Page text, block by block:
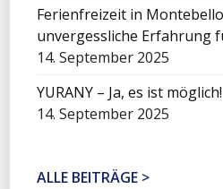
Ferienfreizeit in
unvergessliche Erfahrung
14. September 2025
YURANY – Ja, es ist möglich!
14. September 2025
ALLE BEITRÄGE >